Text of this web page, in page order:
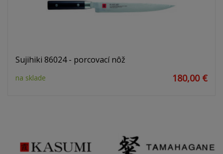
Sujihiki 86024 - porcovací nôž
na sklade 180,00 €